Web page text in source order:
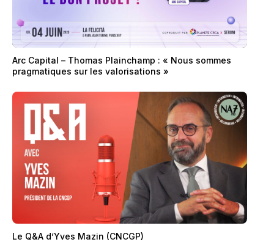
Arc Capital – Thomas Plainchamp : « Nous sommes
pragmatiques sur les valorisations »
Le Q&A d’Yves Mazin (CNCGP)